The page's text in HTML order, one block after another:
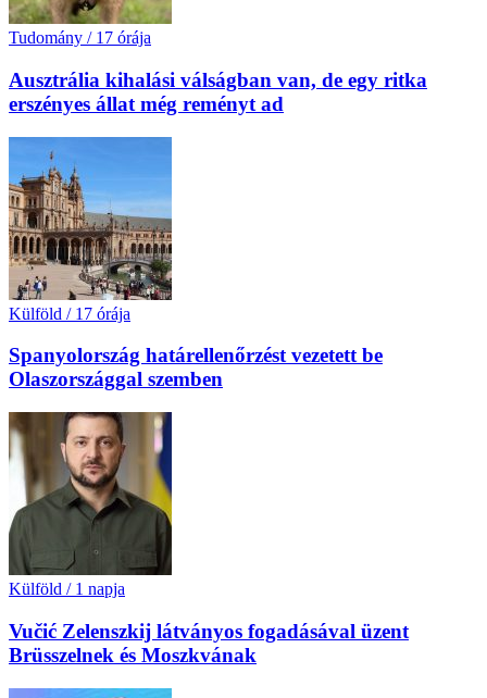
Tudomány / 17 órája
Ausztrália kihalási válságban van, de egy ritka
erszényes állat még reményt ad
Külföld / 17 órája
Spanyolország határellenőrzést vezetett be
Olaszországgal szemben
Külföld / 1 napja
Vučić Zelenszkij látványos fogadásával üzent
Brüsszelnek és Moszkvának